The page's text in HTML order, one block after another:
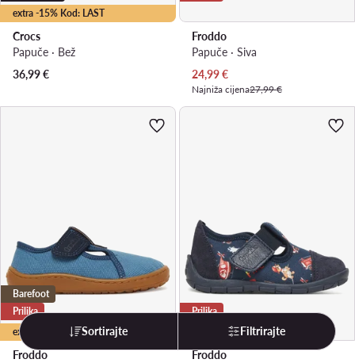
extra -15% Kod: LAST
Crocs
Papuče · Bež
36,99€
Froddo
Papuče · Siva
Trenutna cijena
24,99€
Najniža cijena27,99 €
extra -25% Kod: LAST
Barefoot
Prilika
Froddo
Prilika
Froddo
Sortirajte Filtrirajte